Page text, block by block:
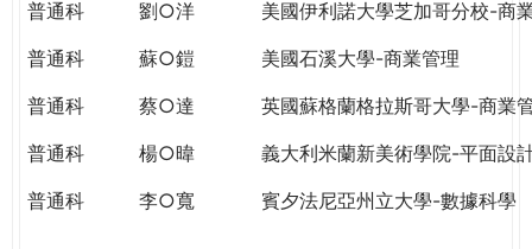
THE
WORLD
PUTTING
YOU
THE
普通科
劉○洋
美國伊利諾大學芝加哥分校-商
普通科
蘇○鎧
美國石溪大學-商業管理
普通科
蔡○達
英國蘇格蘭格拉斯哥大學-商業
普通科
楊○暐
義大利米蘭新美術學院-平面設
普通科
李○寬 賓夕法尼亞州立大學-數據科學